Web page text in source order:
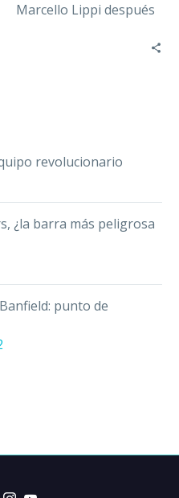
Marcello Lippi después
revolucionario
¿la barra más peligrosa
punto de